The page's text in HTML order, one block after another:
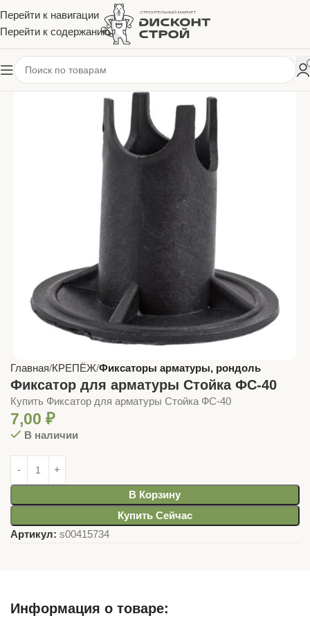
Перейти к навигации
Перейти к содержанию
Главная КРЕПЁЖ Фиксаторы арматуры, рондоль
Фиксатор для арматуры Стойка ФС-40
Купить Фиксатор для арматуры Стойка ФС-40
7,00 ₽
В наличии
В Корзину
Купить Сейчас
Артикул: s00415734
Информация о товаре: